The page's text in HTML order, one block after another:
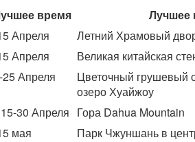
время
Лучшее
Апреля
Летний Храмовый
Апреля
Великая китайская
25Апреля
Цветочный грушевый
озеро Хуайжоу
15-30 Апреля Гора Dahua Mountain
мая Парк Чжуншань в